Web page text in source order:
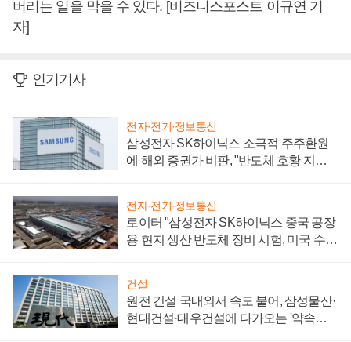
버리는 일을 막을 수 있다. [비즈니스포스트 이규연 기
자]
인기기사
전자·전기·정보통신
삼성전자 SK하이닉스 소극적 주주환원
에 해외 증권가 비판, "반도체 호황 지속
전자·전기·정보통신
로이터 "삼성전자 SK하이닉스 중국 공장
용 현지 생산 반도체 장비 시험, 미국 수출
건설
원전 건설 국내외서 속도 붙어, 삼성물산·
현대건설·대우건설에 다가오는 '약속의